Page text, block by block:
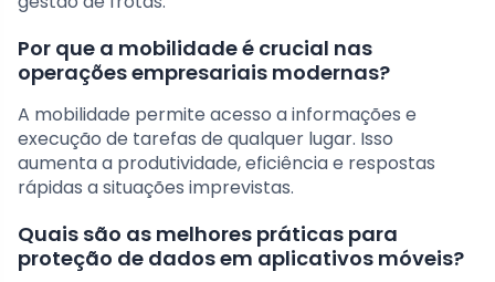
Por que a mobilidade é crucial nas
operações empresariais modernas?
A mobilidade permite acesso a informações e
execução de tarefas de qualquer lugar. Isso
aumenta a produtividade, eficiência e respostas
rápidas a situações imprevistas.
Quais são as melhores práticas para
proteção de dados em aplicativos móveis?